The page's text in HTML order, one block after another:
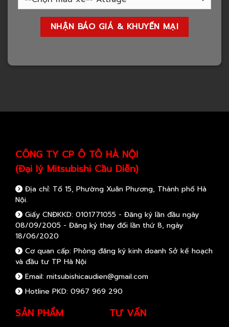
CÔNG TY CP Ô TÔ HÀ NỘI
(Đại lý Mitsubishi Cầu Diễn)
Địa chỉ: Tổ 15, Phường Xuân Phương, Thành phố Hà
Nội.
Giấy CNĐKKD: 0101771055 - Đăng ký lần đầu ngày
08/09/2005 - Đăng ký thay đổi lần thứ 8, ngày
18/06/2020
Cơ quan cấp: Phòng đăng ký kinh doanh Sở kế hoạch
và đầu tư TP Hà Nội
Email: mitsubishicaudien@gmail.com
Hotline PKD: 0967 969 290
SẢN PHẨM TƯ VẤN